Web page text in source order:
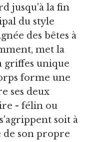
jusqu'à la fin
du style
des bêtes à
met la
griffes unique
forme une
ses deux
- félin ou
soit à
de son propre